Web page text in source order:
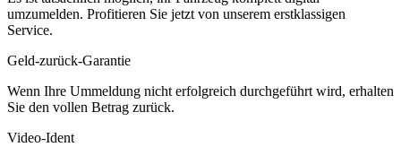
umzumelden. Profitieren Sie jetzt von unserem erstklassigen
Service.
Geld-zurück-Garantie
Wenn Ihre Ummeldung nicht erfolgreich durchgeführt wird, erhalten
Sie den vollen Betrag zurück.
Video-Ident